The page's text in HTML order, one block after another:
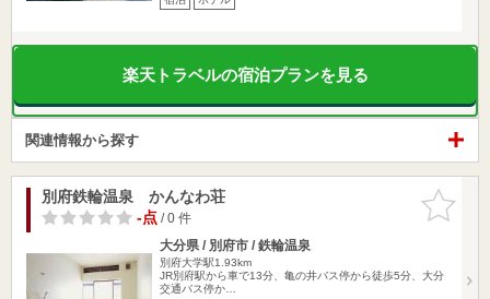
楽天トラベルの宿泊プランを見る
関連情報から探す
お気に入
りに追加
別府鉄輪温泉 かんなわ荘
-点/ 0 件
大分県 / 別府市 / 鉄輪温泉
別府大学駅1.93km
JR別府駅から車で13分、亀の井バス停から徒歩5分、大分
交通バス停か…